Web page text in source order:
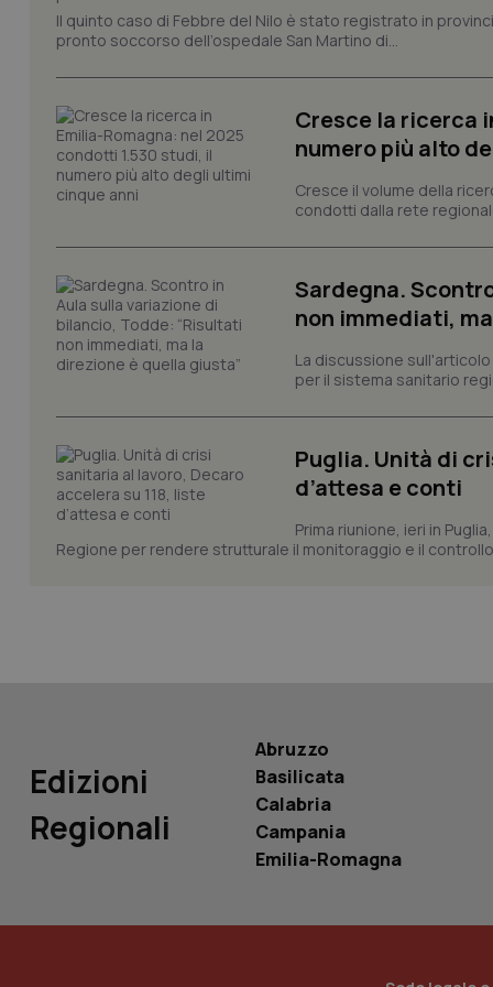
Il quinto caso di Febbre del Nilo è stato registrato in
pronto soccorso dell’ospedale San Martino di...
Cresce la ricerca
numero più alto
Cresce il volume della
condotti dalla rete
Sardegna.
non immediati,
La discussione
per il sistema sanitario
Puglia. Unità di
d’attesa e conti
Prima riunione, ieri in
Regione per rendere strutturale il monitoraggio e il
Edizioni
Regionali
Abruzzo
Basilicata
Calabria
Campania
Emilia-Romagna
I cookie necessari
e l'accesso alle
tracking-enable
tracking-sites-
session-id
VISITOR_INFO1_LIVE